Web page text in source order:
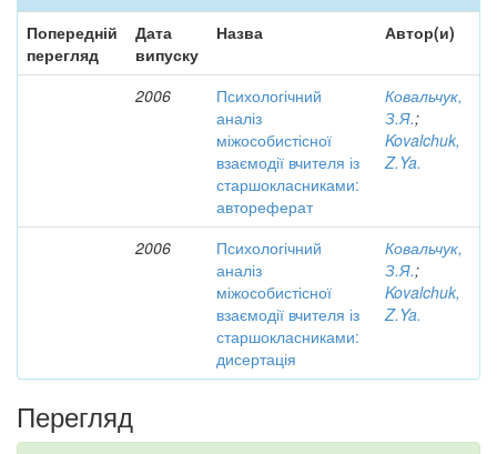
Попередній
перегляд
Дата
випуску
Назва Автор(и)
2006
Психологічний
аналіз
міжособистісної
взаємодії вчителя із
старшокласниками:
автореферат
Ковальчук,
З.Я.;
Kovalchuk,
Z.Ya.
2006
Психологічний
аналіз
міжособистісної
взаємодії вчителя із
старшокласниками:
дисертація
Ковальчук,
З.Я.;
Kovalchuk,
Z.Ya.
Перегляд